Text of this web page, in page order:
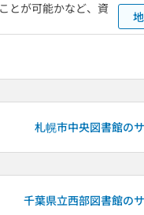
とが可能かなど、資
札幌市中央図書館の
千葉県立西部図書館の